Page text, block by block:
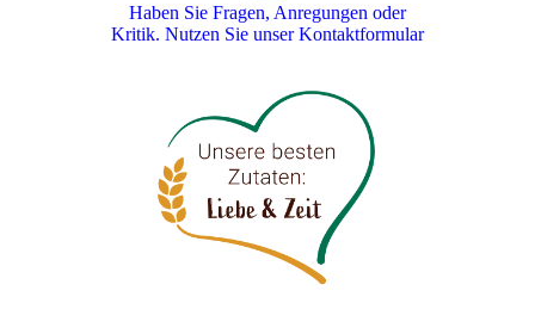
Haben Sie Fragen, Anregungen oder
Kritik. Nutzen Sie unser Kon­takt­for­mu­lar